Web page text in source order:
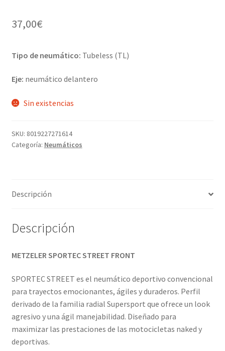
37,00€
Tipo de neumático: Tubeless (TL)
Eje: neumático delantero
Sin existencias
SKU: 8019227271614
Categoría: Neumáticos
Descripción
Descripción
METZELER SPORTEC STREET FRONT
SPORTEC STREET es el neumático deportivo convencional
para trayectos emocionantes, ágiles y duraderos. Perfil
derivado de la familia radial Supersport que ofrece un look
agresivo y una ágil manejabilidad. Diseñado para
maximizar las prestaciones de las motocicletas naked y
deportivas.